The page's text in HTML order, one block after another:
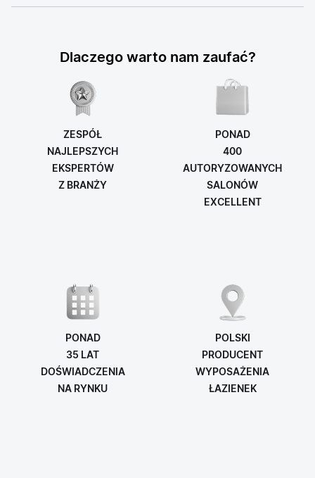
zaawansowanych urządzeń sprawia, że stają
modnym elementem aranżacji łazienek.
Dlaczego warto nam zaufać?
ZESPÓŁ
NAJLEPSZYCH
EKSPERTÓW
Z BRANŻY
PONAD
400
AUTORYZOWANYCH
SALONÓW
EXCELLENT
PONAD
35 LAT
DOŚWIADCZENIA
NA RYNKU
POLSKI
PRODUCENT
WYPOSAŻENIA
ŁAZIENEK